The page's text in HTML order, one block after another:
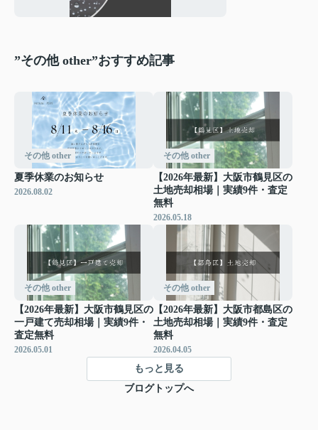
”その他 other”おすすめ記事
その他 other
夏季休業のお知らせ
2026.08.02
その他 other
【2026年最新】大阪市鶴見区の
土地売却相場｜実績9件・査定
無料
2026.05.18
その他 other
【2026年最新】大阪市鶴見区の
一戸建て売却相場｜実績9件・
査定無料
2026.05.01
その他 other
【2026年最新】大阪市都島区の
土地売却相場｜実績9件・査定
無料
2026.04.05
もっと見る
ブログトップへ